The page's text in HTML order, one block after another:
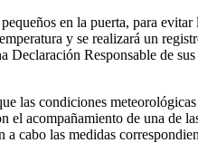
en la puerta, para
y se realizará un
Responsable de
las condiciones
acompañamiento de una de
cabo las medidas